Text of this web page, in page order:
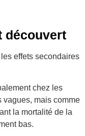
découvert
effets secondaires
chez les
vagues, mais comme
la mortalité de la
bas.